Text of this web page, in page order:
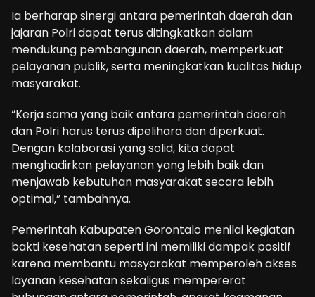
Ia berharap sinergi antara pemerintah daerah dan
jajaran Polri dapat terus ditingkatkan dalam
mendukung pembangunan daerah, memperkuat
pelayanan publik, serta meningkatkan kualitas hidup
masyarakat.
“Kerja sama yang baik antara pemerintah daerah
dan Polri harus terus dipelihara dan diperkuat.
Dengan kolaborasi yang solid, kita dapat
menghadirkan pelayanan yang lebih baik dan
menjawab kebutuhan masyarakat secara lebih
optimal,” tambahnya.
Pemerintah Kabupaten Gorontalo menilai kegiatan
bakti kesehatan seperti ini memiliki dampak positif
karena membantu masyarakat memperoleh akses
layanan kesehatan sekaligus mempererat